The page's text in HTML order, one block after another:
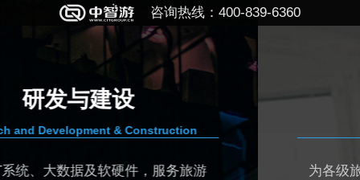
咨询热线：400-839-6360
规划与顾问
PLANNING & CONSULTING
为各级旅游主管单位和目的地管理者提